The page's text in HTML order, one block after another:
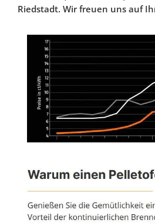
Riedstadt. Wir freuen uns auf